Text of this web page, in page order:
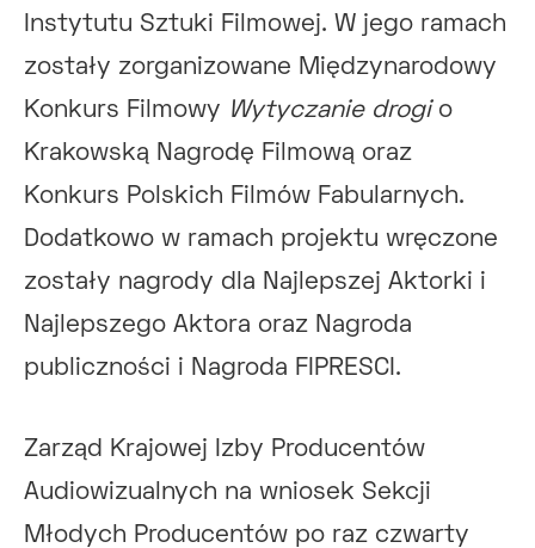
Instytutu Sztuki Filmowej. W jego ramach
zostały zorganizowane Międzynarodowy
Konkurs Filmowy Wytyczanie drogi o
Krakowską Nagrodę Filmową oraz
Konkurs Polskich Filmów Fabularnych.
Dodatkowo w ramach projektu wręczone
zostały nagrody dla Najlepszej Aktorki i
Najlepszego Aktora oraz Nagroda
publiczności i Nagroda FIPRESCI.
Zarząd Krajowej Izby Producentów
Audiowizualnych na wniosek Sekcji
Młodych Producentów po raz czwarty